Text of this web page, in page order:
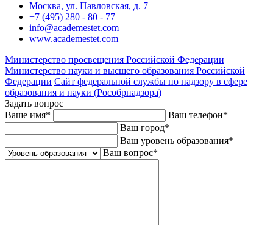
Москва, ул. Павловская, д. 7
+7 (495) 280 - 80 - 77
info@academestet.com
www.academestet.com
Министерство просвещения Российской Федерации
Министерство науки и высшего образования Российской
Федерации Сайт федеральной службы по надзору в сфере
образования и науки (Рособрнадзора)
Задать вопрос
Ваше имя* Ваш телефон*
Ваш город*
Ваш уровень образования*
Ваш вопрос*